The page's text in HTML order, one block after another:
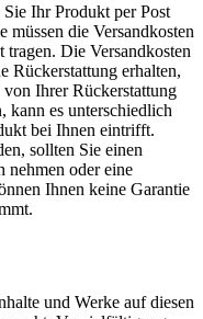
Ihr Produkt per Post
die Versandkosten
Die Versandkosten
Rückerstattung erhalten,
Ihrer Rückerstattung
kann es unterschiedlich
bei Ihnen eintrifft.
sollten Sie einen
nehmen oder eine
Ihnen keine Garantie
und Werke auf diesen